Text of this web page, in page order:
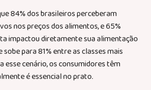
84% dos brasileiros perceberam
nos preços dos alimentos, e 65%
impactou diretamente sua alimentação
para 81% entre as classes mais
esse cenário, os consumidores têm
é essencial no prato.